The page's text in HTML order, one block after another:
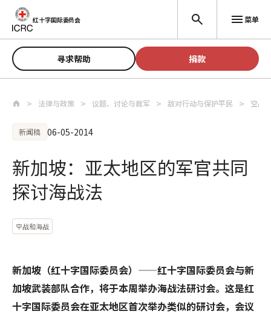
跳至主要内容
红十字国际委员会 菜单
寻求帮助 捐款
法律与政策 议题、讨论与裁军 敌对行动与保护平民 空战
新闻稿 06-05-2014
新加坡：亚太地区的军官共同
探讨海战法
空战和海战
新加坡（红十字国际委员会）——红十字国际委员会与新
加坡武装部队合作，将于本周举办海战法研讨会。这是红
十字国际委员会在亚太地区首次举办类似的研讨会，会议